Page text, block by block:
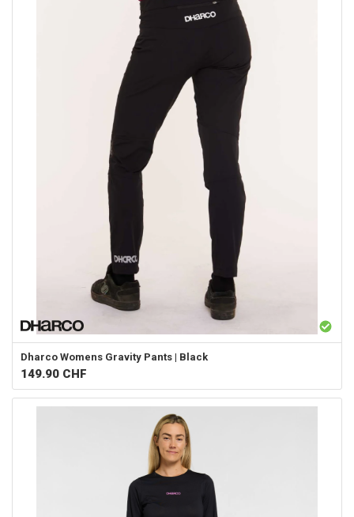
Dharco Womens Gravity Pants | Black
149.90 CHF